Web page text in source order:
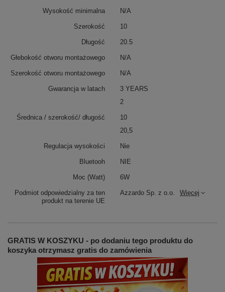
Podmiot odpowiedzialny za ten
produkt na terenie UE
Azzardo Sp. z o.o. Więcej
Wysokość minimalna N/A
Szerokość 10
Długość 20.5
Głebokość otworu montażowego N/A
Szerokość otworu montażowego N/A
Gwarancja w latach
3 YEARS
2
Średnica / szerokość/ długość
10
20,5
Regulacja wysokości Nie
Bluetooh NIE
Moc (Watt) 6W
GRATIS W KOSZYKU - po dodaniu tego produktu do
koszyka otrzymasz gratis do zamówienia